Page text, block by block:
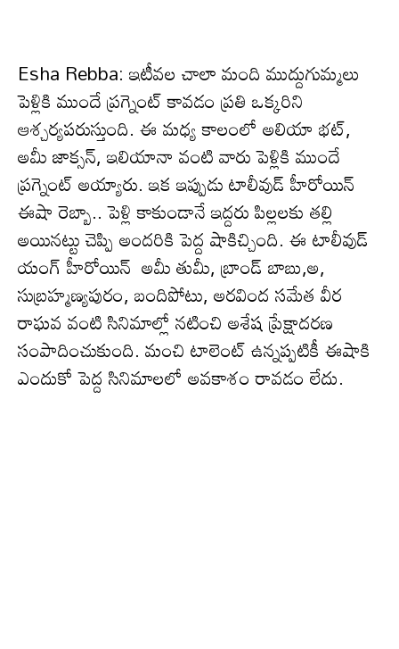
Esha Rebba: ఇటీవ‌ల చాలా మంది ముద్దుగుమ్మ‌లు
పెళ్లికి ముందే ప్ర‌గ్నెంట్ కావ‌డం ప్ర‌తి ఒక్క‌రిని
ఆశ్చ‌ర్య‌ప‌రుస్తుంది. ఈ మ‌ధ్య కాలంలో అలియా భ‌ట్,
అమీ జాక్స‌న్, ఇలియానా వంటి వారు పెళ్లికి ముందే
ప్ర‌గ్నెంట్ అయ్యారు. ఇక ఇప్పుడు టాలీవుడ్ హీరోయిన్
ఈషా రెబ్బా.. పెళ్లి కాకుండానే ఇద్ద‌రు పిల్ల‌ల‌కు త‌ల్లి
అయిన‌ట్టు చెప్పి అంద‌రికి పెద్ద షాకిచ్చింది. ఈ టాలీవుడ్
యంగ్ హీరోయిన్ అమీ తుమీ, బ్రాండ్ బాబు,అ,
సుబ్రహ్మణ్యపురం, బందిపోటు, అరవింద సమేత వీర
రాఘవ వంటి సినిమాల్లో న‌టించి అశేష ప్రేక్షాద‌ర‌ణ
సంపాదించుకుంది. మంచి టాలెంట్ ఉన్న‌ప్ప‌టికీ ఈషాకి
ఎందుకో పెద్ద సినిమాల‌లో అవ‌కాశం రావ‌డం లేదు.